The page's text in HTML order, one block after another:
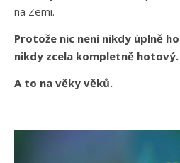
na Zemi.
Protože nic není nikdy úplně
nikdy zcela kompletně hotový.
A to na věky věků.